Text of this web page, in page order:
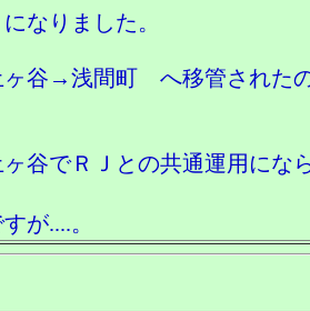
なりました。
ヶ谷→浅間町 へ移管された
谷でＲＪとの共通運用にな
が....。